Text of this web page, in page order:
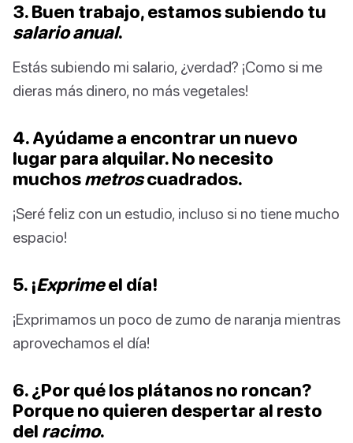
3. Buen trabajo, estamos subiendo tu
salario anual.
Estás subiendo mi salario, ¿verdad? ¡Como si me
dieras más dinero, no más vegetales!
4. Ayúdame a encontrar un nuevo
lugar para alquilar. No necesito
muchosmetroscuadrados.
¡Seré feliz con un estudio, incluso si no tiene mucho
espacio!
5. ¡Exprimeel día!
¡Exprimamos un poco de zumo de naranja mientras
aprovechamos el día!
6. ¿Por qué los plátanos no roncan?
Porque no quieren despertar al resto
del racimo.